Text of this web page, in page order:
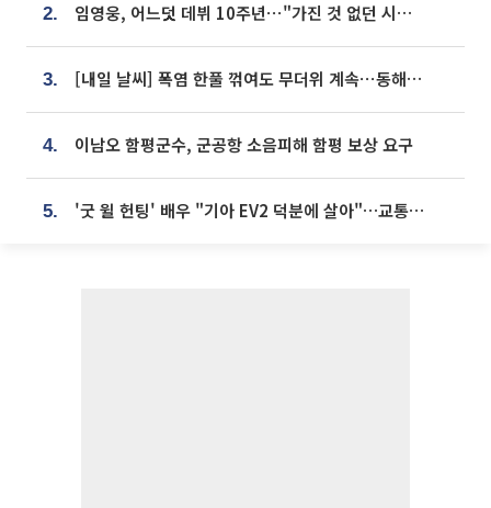
2. 임영웅, 어느덧 데뷔 10주년⋯"가진 것 없던 시절, 내 앞엔 20명의 팬뿐"
3. [내일 날씨] 폭염 한풀 꺾여도 무더위 계속⋯동해안 이틀 연속 비
4. 이남오 함평군수, 군공항 소음피해 함평 보상 요구
5. '굿 윌 헌팅' 배우 "기아 EV2 덕분에 살아"…교통사고 후 안전성 극찬